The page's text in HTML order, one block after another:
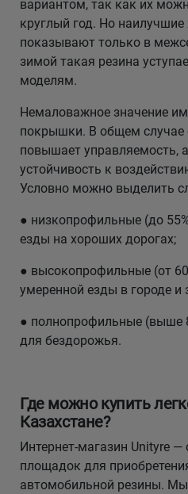
вариантом, так как их
круглый год. Но наилучшие
показывают только в
зимой такая резина
моделям.
Немаловажное значение
покрышки. В общем случае
повышает управляемость,
устойчивость к
Условно можно выделить
● низкопрофильные (до
езды на хороших дорогах;
● высокопрофильные (от
умеренной езды в городе и
● полнопрофильные (выше
для бездорожья.
Где можно купить
Казахстане?
Интернет-магазин Unityre
площадок для
автомобильной резины.